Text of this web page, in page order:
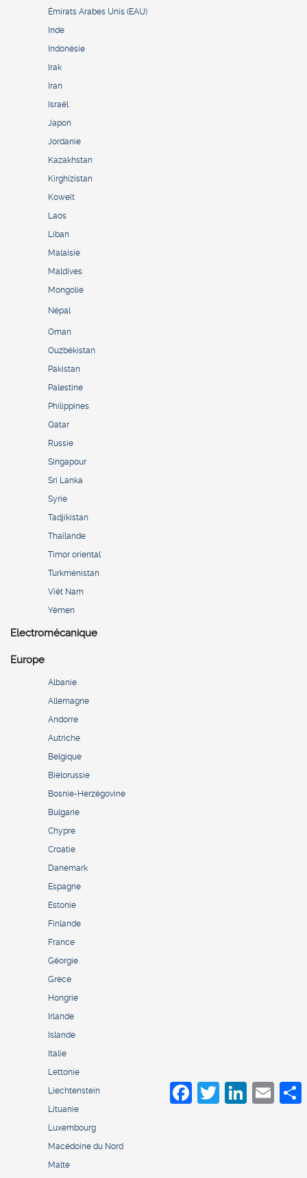
Émirats Arabes Unis (EAU)
Inde
Indonésie
Irak
Iran
Israël
Japon
Jordanie
Kazakhstan
Kirghizistan
Koweït
Laos
Liban
Malaisie
Maldives
Mongolie
Népal
Oman
Ouzbékistan
Pakistan
Palestine
Philippines
Qatar
Russie
Singapour
Sri Lanka
Syrie
Tadjikistan
Thaïlande
Timor oriental
Turkménistan
Viêt Nam
Yémen
Electromécanique
Europe
Albanie
Allemagne
Andorre
Autriche
Belgique
Biélorussie
Bosnie-Herzégovine
Bulgarie
Chypre
Croatie
Danemark
Espagne
Estonie
Finlande
France
Géorgie
Grèce
Hongrie
Irlande
Islande
Italie
Lettonie
Liechtenstein
Lituanie
Luxembourg
Macédoine du Nord
Malte
FacebookTwitter LinkedInEmail